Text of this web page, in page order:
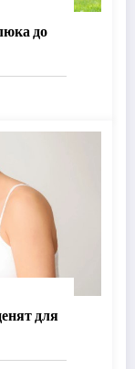
до
для